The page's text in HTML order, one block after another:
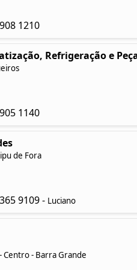
1210
Refrigeração e
1140
de Fora
9109 - Luciano
Centro - Barra Grande